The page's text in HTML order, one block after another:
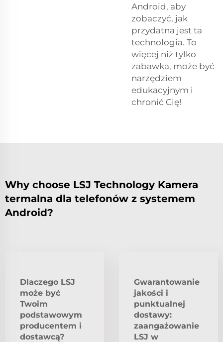
Android, aby
zobaczyć, jak
przydatna jest ta
technologia. To
więcej niż tylko
zabawka, może być
narzędziem
edukacyjnym i
chronić Cię!
Why choose LSJ Technology Kamera
termalna dla telefonów z systemem
Android?
Dlaczego LSJ
może być
Twoim
podstawowym
producentem i
dostawcą?
Gwarantowanie
jakości i
punktualnej
dostawy:
zaangażowanie
LSJ w